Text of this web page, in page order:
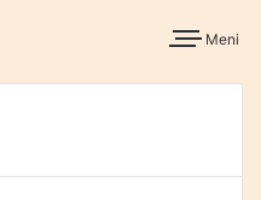
Meni